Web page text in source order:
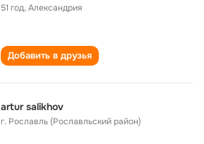
51 год,Александрия
Добавить в друзья
artur salikhov
г. Рославль (Рославльский район)